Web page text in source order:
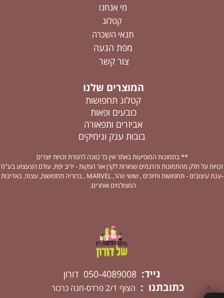
מי אנחנו
קטלוג
תנאי השכרה
מפת הגעה
צור קשר
המוצרים שלנו
קטלוג תחפושות
כובעים ופאות
אביזרים ותפאורה
בובות ענק וגימיקים
** בתמונות המופיעות באתר אין כל כוונה להפרת זכויות יוצרים
זכויות על חלק מהתמונות והדגמים שמורות לקרן אור הפקות - יריב יפת, עולם הצעצוע בע"מ
-ענת עיצובים - תחפושות וחיוכים , שושי זוהר, MARVEL , ברוריה תחפושות, עצמי, באדיבות
המצולמים ואחרים.
נייד: 050-4089008 דורון
כתובתנו : הצוף 2/1 פרדס-חנה כרכור ✕